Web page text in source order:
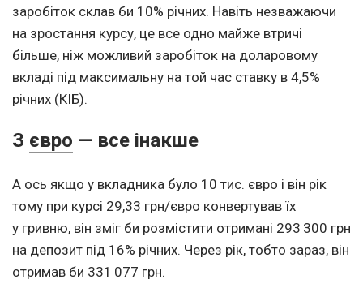
заробіток склав би 10% річних. Навіть незважаючи
на зростання курсу, це все одно майже втричі
більше, ніж можливий заробіток на доларовому
вкладі під максимальну на той час ставку в 4,5%
річних (КІБ).
З євро — все інакше
А ось якщо у вкладника було 10 тис. євро і він рік
тому при курсі 29,33 грн/євро конвертував їх
у гривню, він зміг би розмістити отримані 293 300 грн
на депозит під 16% річних. Через рік, тобто зараз, він
отримав би 331 077 грн.